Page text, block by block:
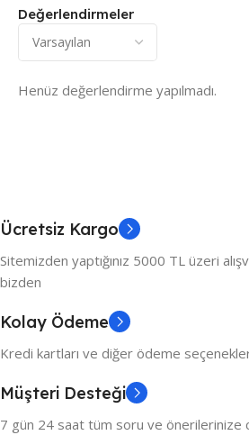
Değerlendirmeler
Henüz değerlendirme yapılmadı.
Ücretsiz Kargo
Sitemizden yaptığınız 5000 TL üzeri
bizden
Kolay Ödeme
Kredi kartları ve diğer ödeme
Müşteri Desteği
7 gün 24 saat tüm soru ve önerilerinize